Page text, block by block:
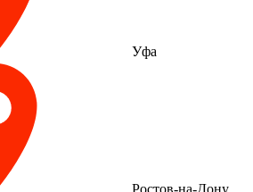
Уфа
Ростов-на-Дону